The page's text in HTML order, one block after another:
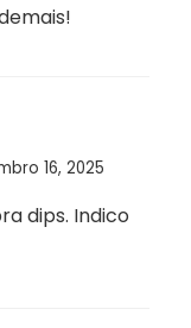
16, 2025
dips. Indico